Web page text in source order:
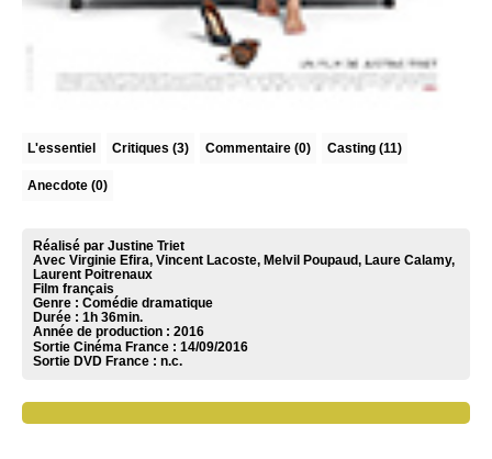
L'essentiel Critiques (3) Commentaire (0) Casting (11)
Anecdote (0)
Réalisé par Justine Triet
Avec Virginie Efira, Vincent Lacoste, Melvil Poupaud, Laure Calamy,
Laurent Poitrenaux
Film français
Genre : Comédie dramatique
Durée : 1h 36min.
Année de production : 2016
Sortie Cinéma France : 14/09/2016
Sortie DVD France : n.c.